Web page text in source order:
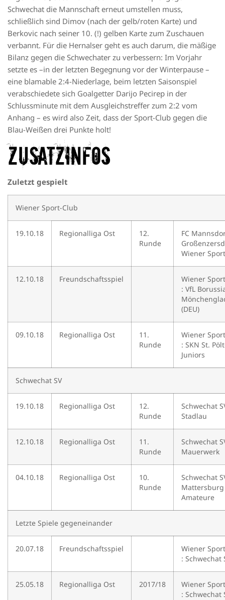
Schwechat die Mannschaft erneut umstellen muss,
schließlich sind Dimov (nach der gelb/roten Karte) und
Berkovic nach seiner 10. (!) gelben Karte zum Zuschauen
verbannt. Für die Hernalser geht es auch darum, die mäßige
Bilanz gegen die Schwechater zu verbessern: Im Vorjahr
setzte es –in der letzten Begegnung vor der Winterpause –
eine blamable 2:4-Niederlage, beim letzten Saisonspiel
verabschiedete sich Goalgetter Darijo Pecirep in der
Schlussminute mit dem Ausgleichstreffer zum 2:2 vom
Anhang – es wird also Zeit, dass der Sport-Club gegen die
Blau-Weißen drei Punkte holt!
Zusatzinfos
Zuletzt gespielt
Wiener Sport-Club
19.10.18 Regionalliga Ost
12.
Runde
FC
Wiener
12.10.18 Freundschaftsspiel
Wiener
: VfL
(DEU)
09.10.18 Regionalliga Ost
11.
Runde
Wiener
: SKN St.
Juniors
Schwechat SV
19.10.18 Regionalliga Ost
12.
Runde
Schwechat
Stadlau
12.10.18 Regionalliga Ost
11.
Runde
Schwechat
Mauerwerk
04.10.18 Regionalliga Ost
10.
Runde
Schwechat
Mattersburg
Amateure
Letzte Spiele gegeneinander
20.07.18 Freundschaftsspiel
Wiener
: Schwechat
25.05.18 Regionalliga Ost 2017/18
Wiener
: Schwechat